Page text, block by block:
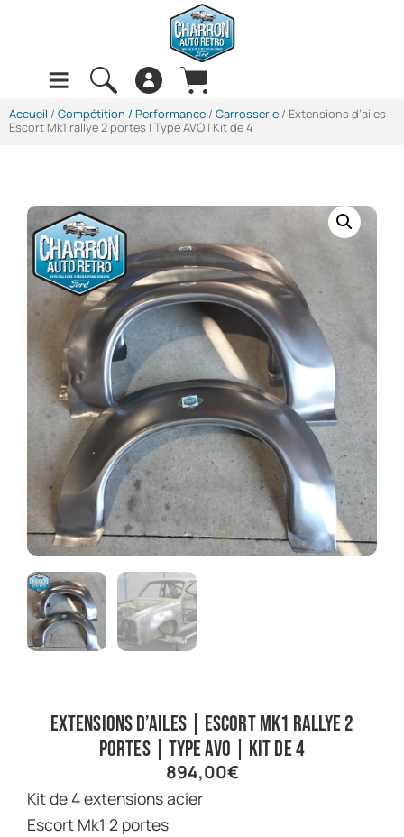
Accueil / Compétition / Performance / Carrosserie / Extensions d’ailes |
Escort Mk1 rallye 2 portes | Type AVO | Kit de 4
Extensions d’ailes | Escort Mk1 rallye 2
portes | Type AVO | Kit de 4
894,00€
Kit de 4 extensions acier
Escort Mk1 2 portes